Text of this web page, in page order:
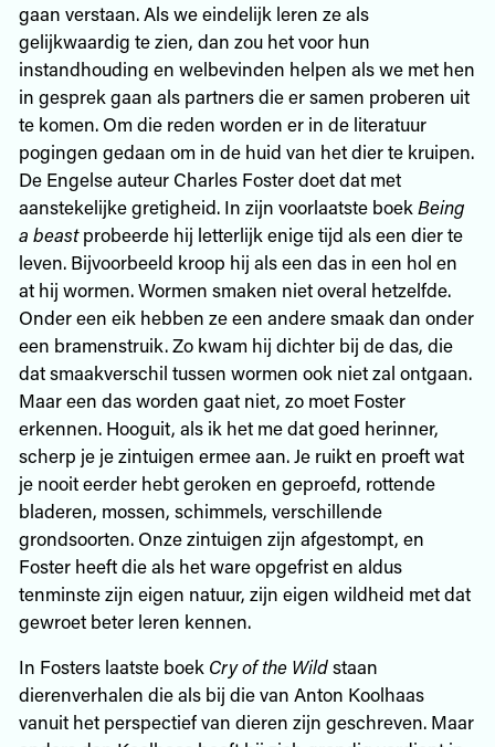
gaan verstaan. Als we eindelijk leren ze als
gelijkwaardig te zien, dan zou het voor hun
instandhouding en welbevinden helpen als we met hen
in gesprek gaan als partners die er samen proberen uit
te komen. Om die reden worden er in de literatuur
pogingen gedaan om in de huid van het dier te kruipen.
De Engelse auteur Charles Foster doet dat met
aanstekelijke gretigheid. In zijn voorlaatste boek Being
a beastprobeerde hij letterlijk enige tijd als een dier te
leven. Bijvoorbeeld kroop hij als een das in een hol en
at hij wormen. Wormen smaken niet overal hetzelfde.
Onder een eik hebben ze een andere smaak dan onder
een bramenstruik. Zo kwam hij dichter bij de das, die
dat smaakverschil tussen wormen ook niet zal ontgaan.
Maar een das worden gaat niet, zo moet Foster
erkennen. Hooguit, als ik het me dat goed herinner,
scherp je je zintuigen ermee aan. Je ruikt en proeft wat
je nooit eerder hebt geroken en geproefd, rottende
bladeren, mossen, schimmels, verschillende
grondsoorten. Onze zintuigen zijn afgestompt, en
Foster heeft die als het ware opgefrist en aldus
tenminste zijn eigen natuur, zijn eigen wildheid met dat
gewroet beter leren kennen.
In Fosters laatste boek Cry of the Wildstaan
dierenverhalen die als bij die van Anton Koolhaas
vanuit het perspectief van dieren zijn geschreven. Maar